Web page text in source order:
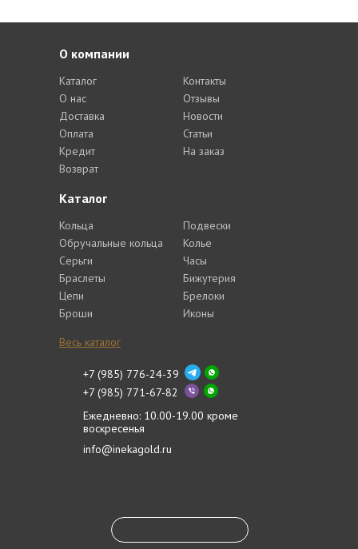
Каталог
Кольца
Обручальные кольца
Серьги
Браслеты
Цепи
Броши
Подвески
Колье
Часы
Бижутерия
Брелоки
Иконы
Весь каталог
О компании
Каталог
О нас
Доставка
Оплата
Кредит
Возврат
Контакты
Отзывы
Новости
Статьи
На заказ
+7 (985) 776-24-39
+7 (985) 771-67-82
Ежедневно: 10.00-19.00 кроме
воскресенья
info@inekagold.ru